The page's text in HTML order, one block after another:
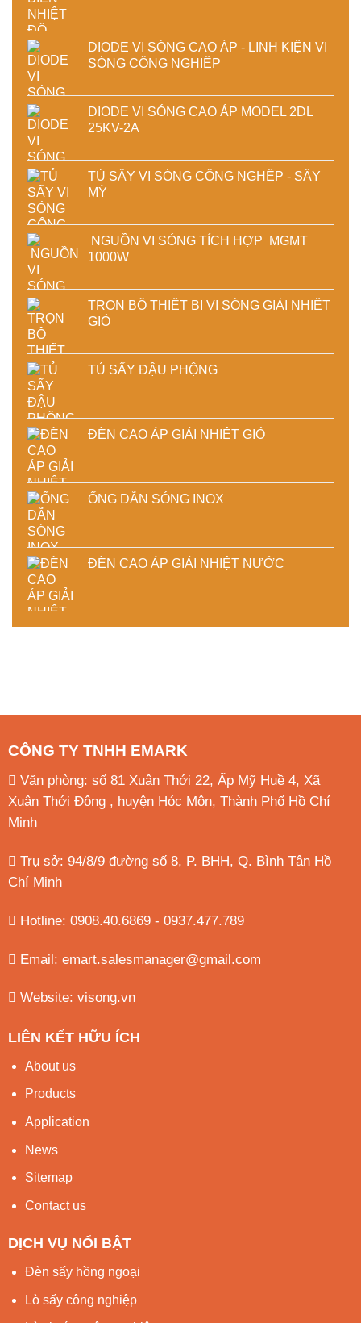
DIODE VI SÓNG CAO ÁP - LINH KIỆN VI
SÓNG CÔNG NGHIỆP
DIODE VI SÓNG CAO ÁP MODEL 2DL
25KV-2A
TỦ SẤY VI SÓNG CÔNG NGHỆP - SẤY
MỲ
NGUỒN VI SÓNG TÍCH HỢP MGMT
1000W
TRỌN BỘ THIẾT BỊ VI SÓNG GIẢI NHIỆT
GIÓ
TỦ SẤY ĐẬU PHỘNG
ĐÈN CAO ÁP GIẢI NHIỆT GIÓ
ỐNG DẪN SÓNG INOX
ĐÈN CAO ÁP GIẢI NHIỆT NƯỚC
CÔNG TY TNHH EMARK
Văn phòng: số 81 Xuân Thới 22, Ấp Mỹ Huề 4, Xã
Xuân Thới Đông , huyện Hóc Môn, Thành Phố Hồ Chí
Minh
Trụ sở: 94/8/9 đường số 8, P. BHH, Q. Bình Tân Hồ
Chí Minh
Hotline: 0908.40.6869 - 0937.477.789
Email: emart.salesmanager@gmail.com
Website: visong.vn
LIÊN KẾT HỮU ÍCH
About us
Products
Application
News
Sitemap
Contact us
DỊCH VỤ NỔI BẬT
Đèn sấy hồng ngoại
Lò sấy công nghiệp